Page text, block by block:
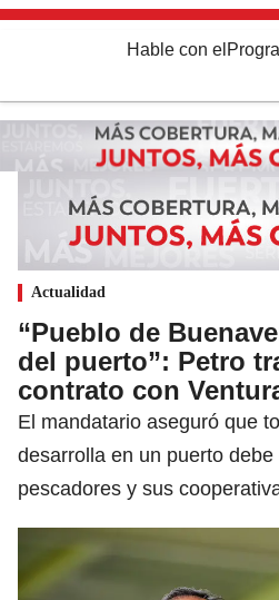
Hable con el
Actualidad
“Pueblo de
del puerto”: Petro
contrato con
El mandatario aseguró que
desarrolla en un puerto
pescadores y sus